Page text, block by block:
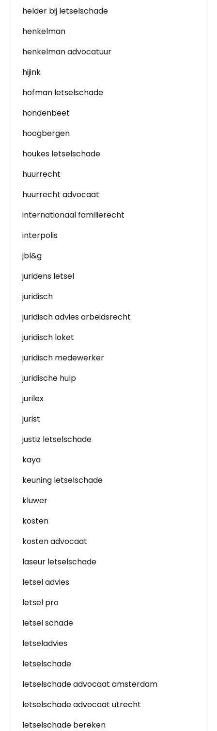
helder bij letselschade
henkelman
henkelman advocatuur
hijink
hofman letselschade
hondenbeet
hoogbergen
houkes letselschade
huurrecht
huurrecht advocaat
internationaal familierecht
interpolis
jbl&g
juridens letsel
juridisch
juridisch advies arbeidsrecht
juridisch loket
juridisch medewerker
juridische hulp
jurilex
jurist
justiz letselschade
kaya
keuning letselschade
kluwer
kosten
kosten advocaat
laseur letselschade
letsel advies
letsel pro
letsel schade
letseladvies
letselschade
letselschade advocaat amsterdam
letselschade advocaat utrecht
letselschade bereken